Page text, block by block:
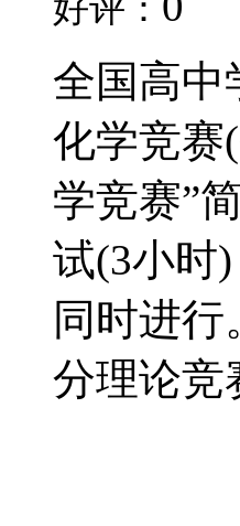
好评：
全国高中
化学竞赛
学竞赛”
试(3小时
同时进
分理论竞